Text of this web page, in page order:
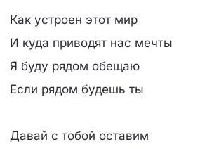
Как устроен этот мир
И куда приводят нас мечты
Я буду рядом обещаю
Если рядом будешь ты
Давай с тобой оставим